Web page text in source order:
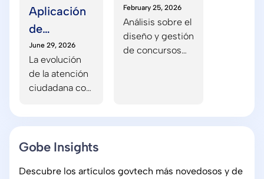
Aplicación
de
Inteligencia
Artificial a
servicios
ciudadana
June 29, 2026
La evolución
de la atención
ciudadana con
artificial y sus
implicaciones
para la
Administración
pública.
de
Proyectos e
Ideas
February 25, 2026
Análisis sobre el
diseño y gestión
de concursos
Gobe Insights
Descubre los artículos govtech más novedosos y de